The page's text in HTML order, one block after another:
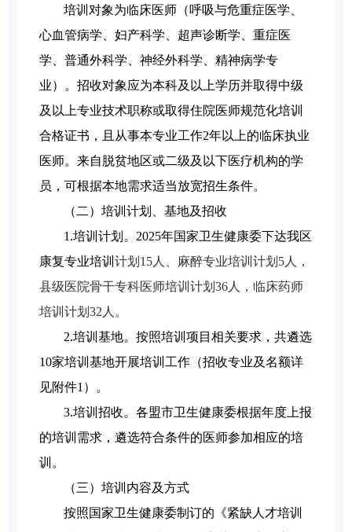
培训对象为临床医师（呼吸与危重症医学、
心血管病学、妇产科学、超声诊断学、重症医
学、普通外科学、神经外科学、精神病学专
业）。招收对象应为本科及以上学历并取得中级
及以上专业技术职称或取得住院医师规范化培训
合格证书，且从事本专业工作2年以上的临床执业
医师。来自脱贫地区或二级及以下医疗机构的学
员，可根据本地需求适当放宽招生条件。
（二）培训计划、基地及招收
1.培训计划。2025年国家卫生健康委下达我区
康复专业培训计划15人、麻醉专业培训计划5人，
县级医院骨干专科医师培训计划36人，临床药师
培训计划32人。
2.培训基地。按照培训项目相关要求，共遴选
10家培训基地开展培训工作（招收专业及名额详
见附件1）。
3.培训招收。各盟市卫生健康委根据年度上报
的培训需求，遴选符合条件的医师参加相应的培
训。
（三）培训内容及方式
按照国家卫生健康委制订的《紧缺人才培训